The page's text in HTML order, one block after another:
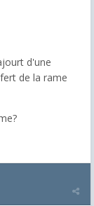
d'une
de la rame